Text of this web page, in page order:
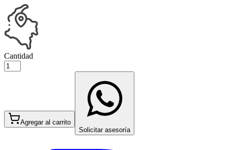
Cantidad
Agregar al carrito
Solicitar asesoría